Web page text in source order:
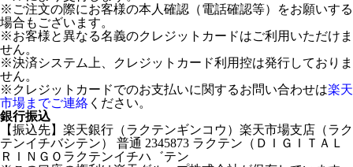
※ご注文の際にお客様の本人確認（電話確認等）をお願いする
場合もございます。
※お客様と異なる名義のクレジットカードはご利用いただけま
せん。
※決済システム上、クレジットカード利用控は発行しておりま
せん。
※クレジットカードでのお支払いに関するお問い合わせは楽天
市場までご連絡 ください。
銀行振込
【振込先】楽天銀行（ラクテンギンコウ）楽天市場支店（ラク
テンイチバシテン） 普通 2345873 ラクテン（ＤＩＧＩＴＡＬ
ＲＩＮＧＯラクテンイチハ゛テン